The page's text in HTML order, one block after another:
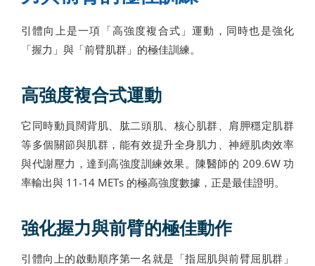
引體向上是一項「高強度複合式」運動，同時也是強化
「握力」與「前臂肌群」的極佳訓練。
高強度複合式運動
它同時動員闊背肌、肱二頭肌、核心肌群、肩胛穩定肌群
等多個關節與肌群，能有效提升全身肌力、神經肌肉效率
與代謝壓力，達到高強度訓練效果。陳醫師的 209.6W 功
率輸出與 11-14 METs 的極高強度數據，正是最佳證明。
強化握力與前臂的極佳動作
引體向上的啟動順序第一名就是「指屈肌與前臂屈肌群」